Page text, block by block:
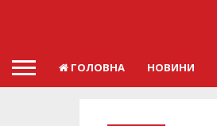
ГОЛОВНА НОВИНИ